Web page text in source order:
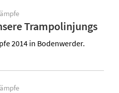
Trampolinjungs
2014 in Bodenwerder.